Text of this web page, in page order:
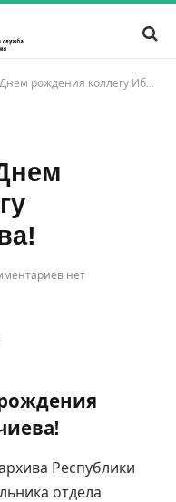
коллегу Ибрагима Точиева!
нет
Республики
отдела